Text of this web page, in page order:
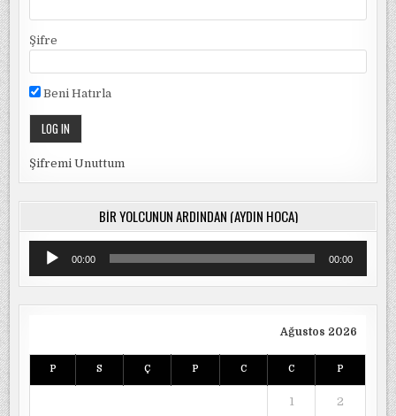
Şifre
Beni Hatırla
Şifremi Unuttum
BIR YOLCUNUN ARDINDAN (AYDIN HOCA)
Ses
oynatıcı00:00 00:00
Ağustos 2026
P S Ç P C C P
1 2